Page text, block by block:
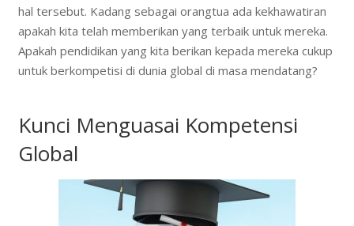
hal tersebut. Kadang sebagai orangtua ada kekhawatiran
apakah kita telah memberikan yang terbaik untuk mereka.
Apakah pendidikan yang kita berikan kepada mereka cukup
untuk berkompetisi di dunia global di masa mendatang?
Kunci Menguasai Kompetensi
Global